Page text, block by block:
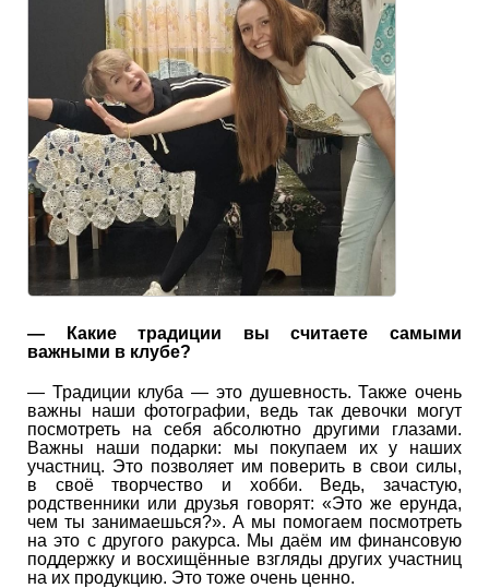
— Какие традиции вы считаете самыми
важными в клубе?
— Традиции клуба — это душевность. Также очень
важны наши фотографии, ведь так девочки могут
посмотреть на себя абсолютно другими глазами.
Важны наши подарки: мы покупаем их у наших
участниц. Это позволяет им поверить в свои силы,
в своё творчество и хобби. Ведь, зачастую,
родственники или друзья говорят: «Это же ерунда,
чем ты занимаешься?». А мы помогаем посмотреть
на это с другого ракурса. Мы даём им финансовую
поддержку и восхищённые взгляды других участниц
на их продукцию. Это тоже очень ценно.